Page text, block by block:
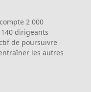
2 000
dirigeants
de poursuivre
les autres